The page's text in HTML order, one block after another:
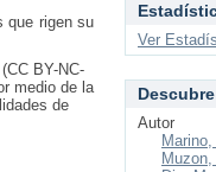
que rigen su
BY-NC-
medio de la
de
Ver
Descubre
Autor